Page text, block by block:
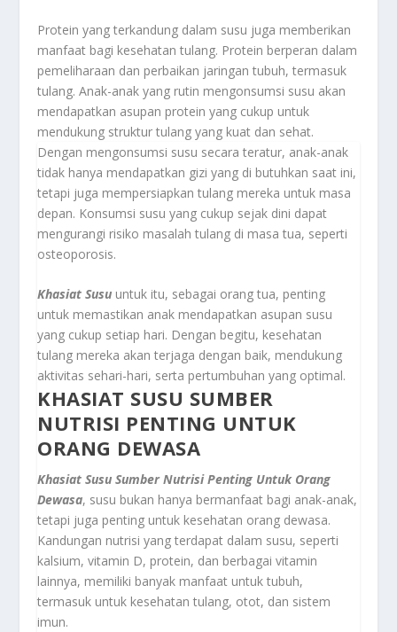
Protein yang terkandung dalam susu juga memberikan
manfaat bagi kesehatan tulang. Protein berperan dalam
pemeliharaan dan perbaikan jaringan tubuh, termasuk
tulang. Anak-anak yang rutin mengonsumsi susu akan
mendapatkan asupan protein yang cukup untuk
mendukung struktur tulang yang kuat dan sehat.
Dengan mengonsumsi susu secara teratur, anak-anak
tidak hanya mendapatkan gizi yang di butuhkan saat ini,
tetapi juga mempersiapkan tulang mereka untuk masa
depan. Konsumsi susu yang cukup sejak dini dapat
mengurangi risiko masalah tulang di masa tua, seperti
osteoporosis.
Khasiat Susu untuk itu, sebagai orang tua, penting
untuk memastikan anak mendapatkan asupan susu
yang cukup setiap hari. Dengan begitu, kesehatan
tulang mereka akan terjaga dengan baik, mendukung
aktivitas sehari-hari, serta pertumbuhan yang optimal.
KHASIAT SUSU SUMBER
NUTRISI PENTING UNTUK
ORANG DEWASA
Khasiat Susu Sumber Nutrisi Penting Untuk Orang
Dewasa, susu bukan hanya bermanfaat bagi anak-anak,
tetapi juga penting untuk kesehatan orang dewasa.
Kandungan nutrisi yang terdapat dalam susu, seperti
kalsium, vitamin D, protein, dan berbagai vitamin
lainnya, memiliki banyak manfaat untuk tubuh,
termasuk untuk kesehatan tulang, otot, dan sistem
imun.